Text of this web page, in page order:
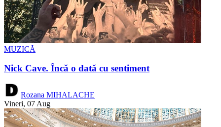
MUZICĂ
Nick Cave. Încă o dată cu sentiment
Rozana MIHALACHE
Vineri, 07 Aug